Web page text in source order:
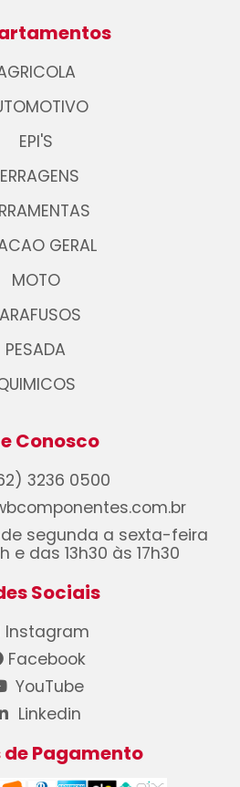
EPI'S
GERAL
MOTO
PESADA
Conosco
3236 0500
segunda a sexta-feira
e das 13h30 às 17h30
Sociais
Instagram
Facebook
YouTube
Linkedin
de Pagamento